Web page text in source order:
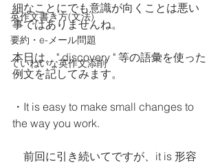
英作文書き方(文法)
要約・e-メール問題
ていねいな英作文添削
細なことにでも意識が向くことは悪い
事ではありませんね。
本日は、" discovery " 等の語彙を使った
例文を記してみます。
・It is easy to make small changes to
the way you work.